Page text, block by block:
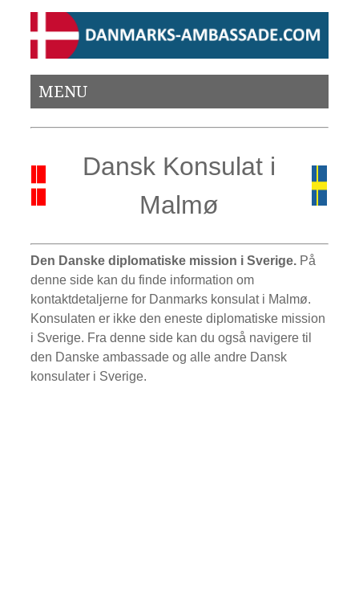
MENU
Dansk Konsulat i
Malmø
Den Danske diplomatiske mission i Sverige. På
denne side kan du finde information om
kontaktdetaljerne for Danmarks konsulat i Malmø.
Konsulaten er ikke den eneste diplomatiske mission
i Sverige. Fra denne side kan du også navigere til
den Danske ambassade og alle andre Dansk
konsulater i Sverige.